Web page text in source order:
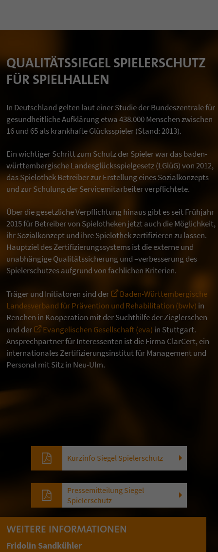
QUALITÄTSSIEGEL SPIELERSCHUTZ
FÜR SPIELHALLEN
In Deutschland gelten laut einer Studie der Bundeszentrale für
gesundheitliche Aufklärung etwa 438.000 Menschen zwischen
16 und 65 als krankhafte Glücksspieler (Stand: 2013).
Ein wichtiger Schritt zum Schutz der Spieler war das baden-
württembergische Landesglücksspielgesetz (LGlüG) von 2012,
das Spielothek Betreiber zur Erstellung eines Sozialkonzepts
und zur Schulung der Servicemitarbeiter verpflichtete.
Über die gesetzliche Verpflichtung hinaus gibt es seit Frühjahr
2015 für Betreiber von Spielotheken jetzt auch die Möglichkeit,
ihr Sozialkonzept und ihre Spielothek zertifizieren zu lassen.
Hauptziel des Zertifizierungssystems ist die externe und
unabhängige Qualitätssicherung und –verbesserung des
Spielerschutzes aufgrund von fachlichen Kriterien.
Träger und Initiatoren sind der
Baden-Württembergische
Landesverband für Prävention und Rehabilitation (bwlv) in
Renchen in Kooperation mit der Suchthilfe der Zieglerschen
und der
Evangelischen Gesellschaft (eva) in Stuttgart.
Ansprechpartner für Interessenten ist die Firma ClarCert, ein
internationales Zertifizierungsinstitut für Management und
Personal mit Sitz in Neu-Ulm.
Kurzinfo Siegel Spielerschutz
Pressemitteilung Siegel
Spielerschutz
WEITERE INFORMATIONEN
Fridolin Sandkühler